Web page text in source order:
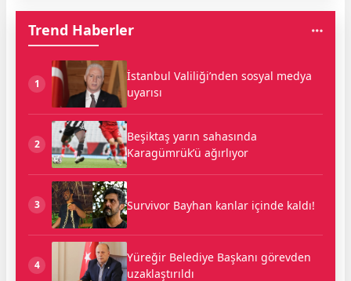
Trend Haberler
1
İstanbul Valiliği’nden sosyal medya
uyarısı
2
Beşiktaş yarın sahasında
Karagümrük’ü ağırlıyor
3 Survivor Bayhan kanlar içinde kaldı!
4
Yüreğir Belediye Başkanı görevden
uzaklaştırıldı